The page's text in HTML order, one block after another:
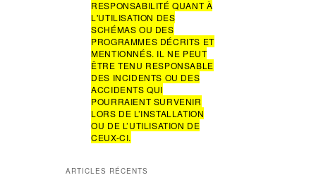
RESPONSABILITÉ QUANT À
L'UTILISATION DES
SCHÉMAS OU DES
PROGRAMMES DÉCRITS ET
MENTIONNÉS. IL NE PEUT
ÊTRE TENU RESPONSABLE
DES INCIDENTS OU DES
ACCIDENTS QUI
POURRAIENT SURVENIR
LORS DE L’INSTALLATION
OU DE L’UTILISATION DE
CEUX-CI.
ARTICLES RÉCENTS